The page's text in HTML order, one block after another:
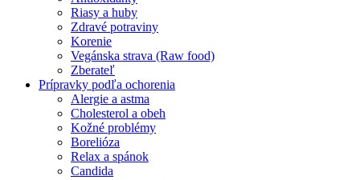
Riasy a huby
Zdravé potraviny
Korenie
Vegánska strava (Raw food)
Zberateľ
Prípravky podľa ochorenia
Alergie a astma
Cholesterol a obeh
Kožné problémy
Borelióza
Relax a spánok
Candida